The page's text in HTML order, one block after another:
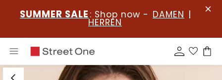
SUMMER SALE : Shop now - DAMEN |
HERREN